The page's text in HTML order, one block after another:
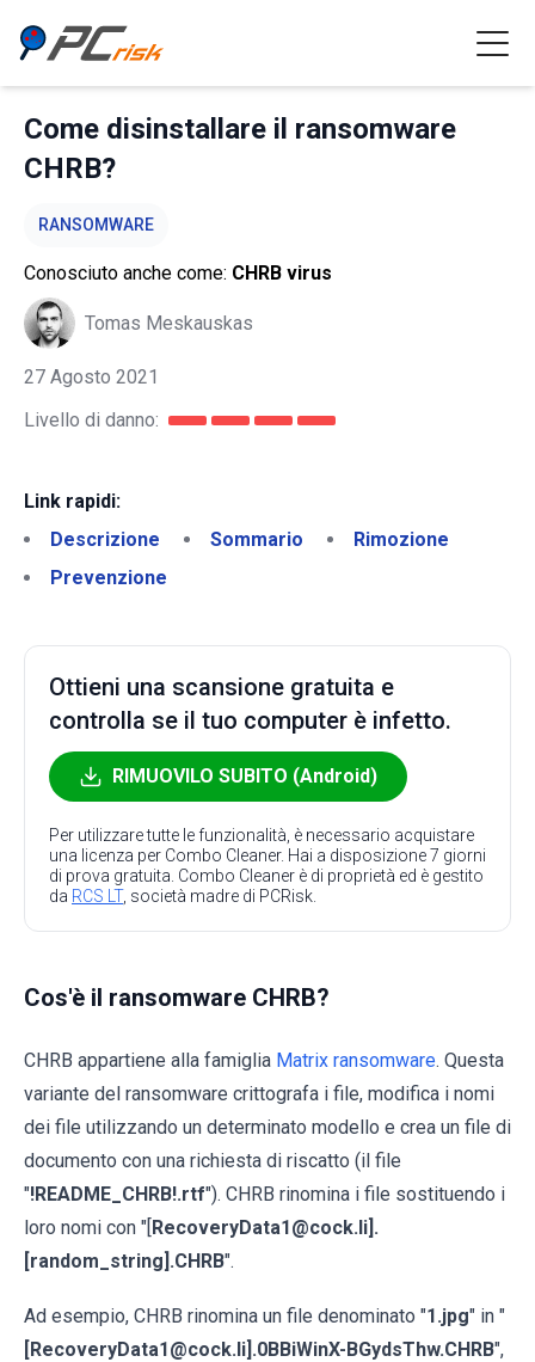
Come disinstallare il ransomware
CHRB?
RANSOMWARE
Conosciuto anche come: CHRB virus
Tomas Meskauskas
27 Agosto 2021
Livello di danno:
Link rapidi:
Descrizione
Sommario
Rimozione
Prevenzione
Ottieni una scansione gratuita e
controlla se il tuo computer è infetto.
RIMUOVILO SUBITO (Android)
Per utilizzare tutte le funzionalità, è necessario acquistare
una licenza per Combo Cleaner. Hai a disposizione 7 giorni
di prova gratuita. Combo Cleaner è di proprietà ed è gestito
da RCS LT, società madre di PCRisk.
Cos'è il ransomware CHRB?
CHRB appartiene alla famiglia Matrix ransomware. Questa
variante del ransomware crittografa i file, modifica i nomi
dei file utilizzando un determinato modello e crea un file di
documento con una richiesta di riscatto (il file
"!README_CHRB!.rtf"). CHRB rinomina i file sostituendo i
loro nomi con "[RecoveryData1@cock.li].
[random_string].CHRB".
Ad esempio, CHRB rinomina un file denominato "1.jpg" in "
[RecoveryData1@cock.li].0BBiWinX-BGydsThw.CHRB",